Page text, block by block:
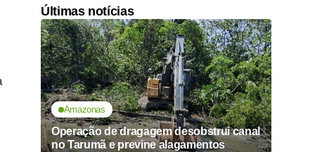
Últimas notícias
Amazonas
Operação de dragagem desobstrui canal
no Tarumã e previne alagamentos